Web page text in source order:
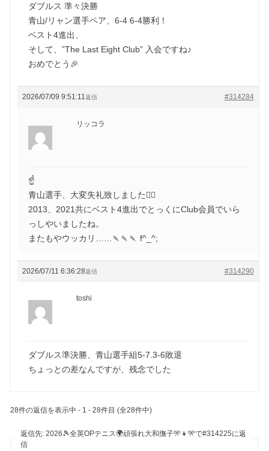
ダブルス 準々決勝
青山/リャン選手ペア、6-4 6-4勝利！
ベスト4進出、
そして、”The Last Eight Club” 入会ですね♪
おめでとう🎉
2026/07/09 9:51:11 #314284
返信
リッコラ
☝️
青山選手、大変失礼致しました🙇‍♀️
2013、2021共にベスト4進出でとっくにClub会員でいら
っしやいましたね。
またもやウッカリ……🍡🍡🍡 f^_^;
2026/07/11 6:36:28 #314290
返信
toshi
ダブルス準決勝、青山選手組5-7.3-6敗退
ちょっとの差なんですが、残念でした
28件の返信を表示中 - 1 - 28件目 (全28件中)
返信先: 2026🎾全英OPテニス🌍頑張れ大和撫子🎌👧🎌で#314225に返
信